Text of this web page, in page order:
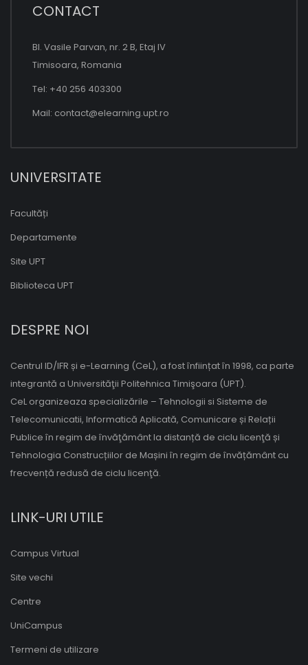
CONTACT
Bl. Vasile Parvan, nr. 2 B, Etaj IV
Timisoara, Romania
Tel: +40 256 403300
Mail: contact@elearning.upt.ro
UNIVERSITATE
Facultăți
Departamente
Site UPT
Biblioteca UPT
DESPRE NOI
Centrul ID/IFR și e-Learning (CeL), a fost înființat în 1998, ca parte
integrantă a Universităţii Politehnica Timişoara (UPT).
CeL organizeaza specializările – Tehnologii si Sisteme de
Telecomunicatii, Informatică Aplicată, Comunicare și Relații
Publice în regim de învăţământ la distanță de ciclu licenţă și
Tehnologia Construcțiilor de Mașini în regim de învățământ cu
frecvență redusă de ciclu licenţă.
LINK-URI UTILE
Campus Virtual
Site vechi
Centre
UniCampus
Termeni de utilizare